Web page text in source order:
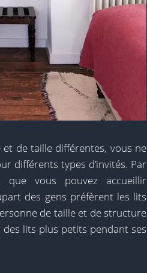
de taille différentes, vous ne
différents types d’invités. Par
vous pouvez accueillir
des gens préfèrent les lits
de taille et de structure
lits plus petits pendant ses